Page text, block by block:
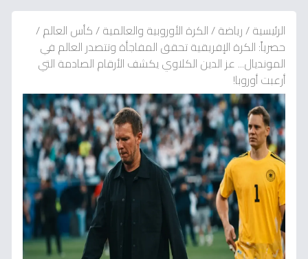
الرئيسية/رياضة/الكرة الأوروبية والعالمية/كأس العالم/
حصرياً: الكرة الإفريقية تحقق المفاجأة وتتصدر العالم في
المونديال... عز الدين الكلاوي يكشف الأرقام الصادمة التي
أرعبت أوروبا!